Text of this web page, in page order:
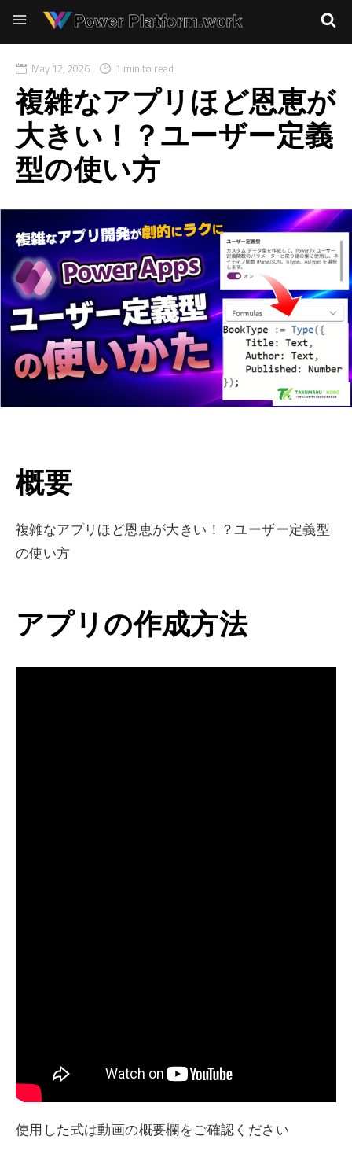
May 12, 2026 1 min to read
複雑なアプリほど恩恵が
大きい！？ユーザー定義
型の使い方
概要
複雑なアプリほど恩恵が大きい！？ユーザー定義型
の使い方
アプリの作成方法
使用した式は動画の概要欄をご確認ください